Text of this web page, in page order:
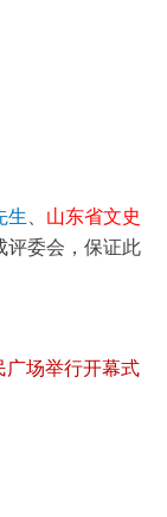
生
山东省文史
评委会，保证此
广场举行开幕式